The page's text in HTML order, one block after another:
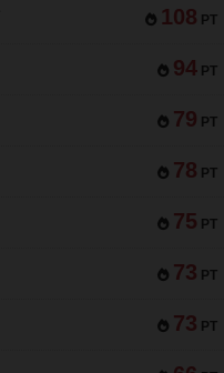
108 PT
94 PT
79 PT
78 PT
75 PT
73 PT
73 PT